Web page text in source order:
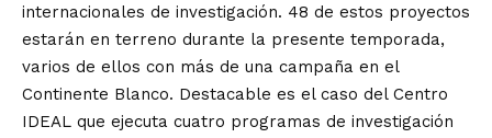
internacionales de investigación. 48 de estos proyectos
estarán en terreno durante la presente temporada,
varios de ellos con más de una campaña en el
Continente Blanco. Destacable es el caso del Centro
IDEAL que ejecuta cuatro programas de investigación